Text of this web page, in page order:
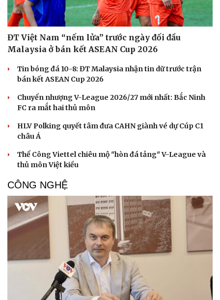
ĐT Việt Nam “nếm lửa” trước ngày đối đầu
Malaysia ở bán kết ASEAN Cup 2026
Tin bóng đá 10-8: ĐT Malaysia nhận tin dữ trước trận
bán kết ASEAN Cup 2026
Chuyển nhượng V-League 2026/27 mới nhất: Bắc Ninh
FC ra mắt hai thủ môn
HLV Polking quyết tâm đưa CAHN giành vé dự Cúp C1
châu Á
Thể Công Viettel chiêu mộ "hòn đá tảng" V-League và
thủ môn Việt kiều
CÔNG NGHỆ